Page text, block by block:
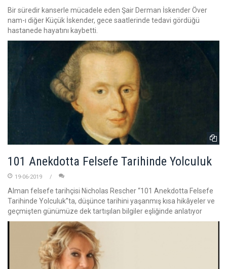
Bir süredir kanserle mücadele eden Şair Derman İskender Över
nam-ı diğer Küçük İskender, gece saatlerinde tedavi gördüğü
hastanede hayatını kaybetti.
101 Anekdotta Felsefe Tarihinde Yolculuk
19-06-2019
Alman felsefe tarihçisi Nicholas Rescher “101 Anekdotta Felsefe
Tarihinde Yolculuk”ta, düşünce tarihini yaşanmış kısa hikâyeler ve
geçmişten günümüze dek tartışılan bilgiler eşliğinde anlatıyor